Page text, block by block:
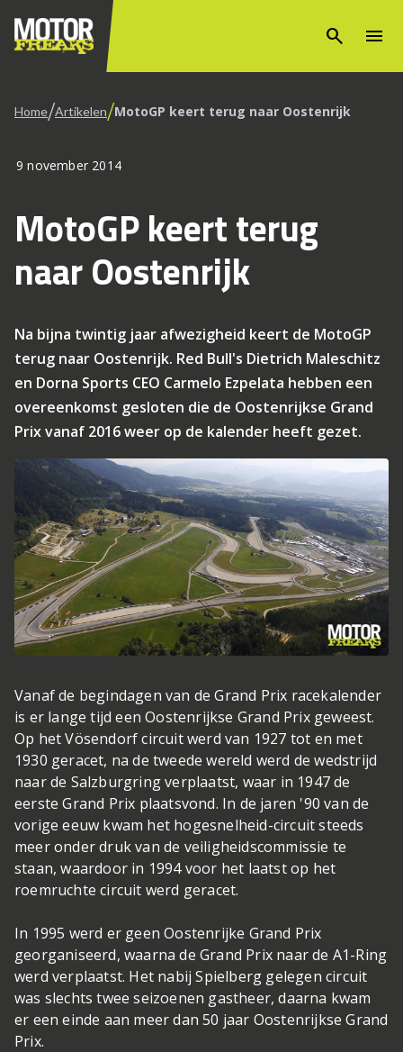
search menu
Home/Artikelen/MotoGP keert terug naar Oostenrijk
9 november 2014
MotoGP keert terug
naar Oostenrijk
Na bijna twintig jaar afwezigheid keert de MotoGP
terug naar Oostenrijk. Red Bull's Dietrich Maleschitz
en Dorna Sports CEO Carmelo Ezpelata hebben een
overeenkomst gesloten die de Oostenrijkse Grand
Prix vanaf 2016 weer op de kalender heeft gezet.
Vanaf de begindagen van de Grand Prix racekalender
is er lange tijd een Oostenrijkse Grand Prix geweest.
Op het Vösendorf circuit werd van 1927 tot en met
1930 geracet, na de tweede wereld werd de wedstrijd
naar de Salzburgring verplaatst, waar in 1947 de
eerste Grand Prix plaatsvond. In de jaren '90 van de
vorige eeuw kwam het hogesnelheid-circuit steeds
meer onder druk van de veiligheidscommissie te
staan, waardoor in 1994 voor het laatst op het
roemruchte circuit werd geracet.
In 1995 werd er geen Oostenrijke Grand Prix
georganiseerd, waarna de Grand Prix naar de A1-Ring
werd verplaatst. Het nabij Spielberg gelegen circuit
was slechts twee seizoenen gastheer, daarna kwam
er een einde aan meer dan 50 jaar Oostenrijkse Grand
Prix.